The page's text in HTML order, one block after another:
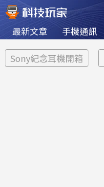
最新文章 手機通訊
Sony紀念耳機開箱